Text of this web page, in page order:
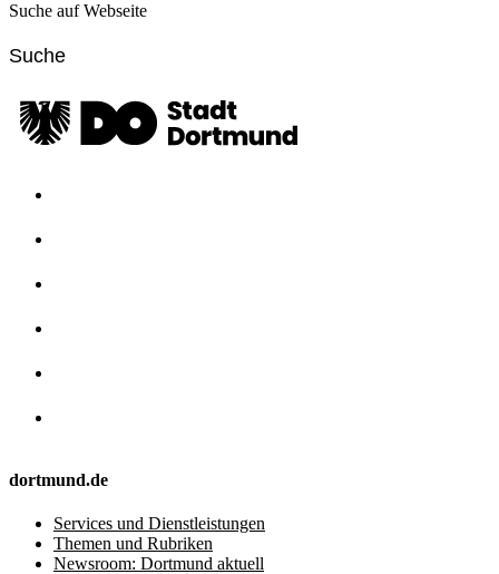
Suche auf Webseite
dortmund.de
Services und Dienstleistungen
Themen und Rubriken
Newsroom: Dortmund aktuell